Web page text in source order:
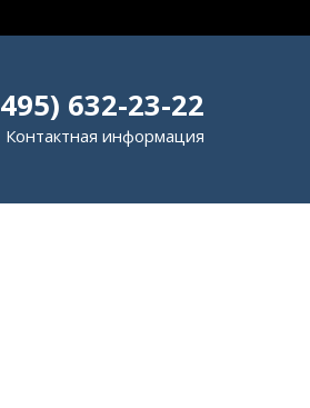
632-23-22
Контактная информация